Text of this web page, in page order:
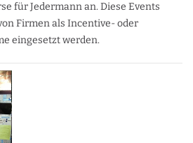
für Jedermann an. Diese Events
Firmen als Incentive- oder
eingesetzt werden.